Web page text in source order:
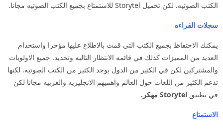
الكتب الصوتيه. لكن تحميل Storytel للاستمتاع بجميع الكتب الصوتيه مجانا.
سجلات القراءه
يمكنك الاحتفاظ بجميع الكتب التي قمت بالاطلاع عليها مؤخرا واستخدام
العديد من المميزات كذلك في قائمه الانتظار التاليه وتحديد. جميع الاولويات
والمشتركين لكن في الكثير من الدول يوجد الكثير من الكتب الصوتيه. لكنها
تدعم الكثير من اللغات حول العالم واهميهم الانجليزيه والعربيه مجانا لكن
في تطبيق Storytel مهكر.
الاستمتاع